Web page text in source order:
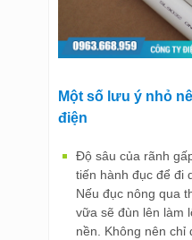
Một số lưu ý nhỏ
điện
Độ sâu của rãnh
tiến hành đục để đi
Nếu đục nông qua
vữa sẽ đùn lên làm
nền. Không nên chỉ